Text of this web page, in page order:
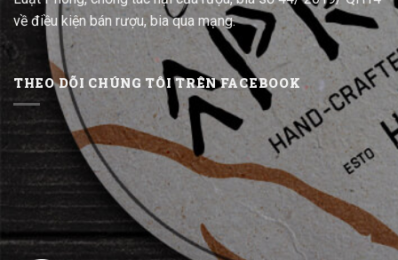
về điều kiện bán rượu, bia qua mạng.
THEO DÕI CHÚNG TÔI TRÊN FACEBOOK